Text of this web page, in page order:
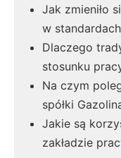
Jak zmieniło
w
Dlaczego
stosunku
Na czym
spółki
Jakie są
zakładzie